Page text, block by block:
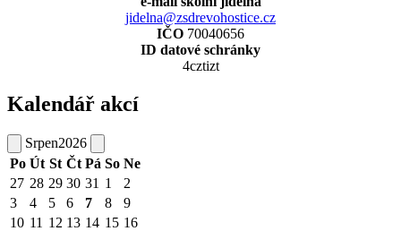
jidelna@zsdrevohostice.cz
IČO 70040656
ID datové schránky
4cztizt
Kalendář akcí
Srpen2026
Po Út St Čt Pá So Ne
27 28 29 30 31 1
2
3
4 5 6 7 8
9
10 11 12 13 14 15 16